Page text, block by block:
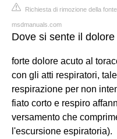
Richiesta di rimozione della fonte
msdmanuals.com
Dove si sente il
forte dolore acuto al
con gli atti respiratori,
respirazione per non
fiato corto e respiro
versamento che
l'escursione espiratoria).